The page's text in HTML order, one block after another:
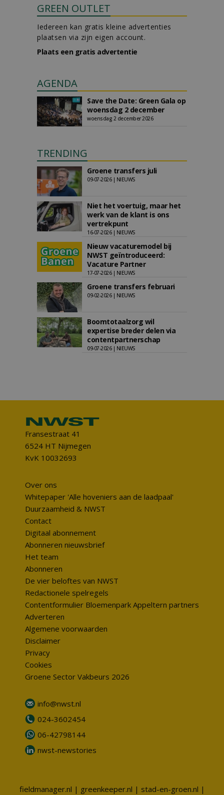
GREEN OUTLET
Iedereen kan gratis kleine advertenties
plaatsen via zijn eigen account.
Plaats een gratis advertentie
AGENDA
Save the Date: Green Gala op
woensdag 2 december
woensdag 2 december 2026
TRENDING
Groene transfers juli
09-07-2026 | NIEUWS
Niet het voertuig, maar het
werk van de klant is ons
vertrekpunt
16-07-2026 | NIEUWS
Nieuw vacaturemodel bij
NWST geïntroduceerd:
Vacature Partner
17-07-2026 | NIEUWS
Groene transfers februari
09-02-2026 | NIEUWS
Boomtotaalzorg wil
expertise breder delen via
contentpartnerschap
09-07-2026 | NIEUWS
Fransestraat 41
6524 HT Nijmegen
KvK 10032693
Over ons
Whitepaper 'Alle hoveniers aan de laadpaal'
Duurzaamheid & NWST
Contact
Digitaal abonnement
Abonneren nieuwsbrief
Het team
Abonneren
De vier beloftes van NWST
Redactionele spelregels
Contentformulier Bloemenpark Appeltern partners
Adverteren
Algemene voorwaarden
Disclaimer
Privacy
Cookies
Groene Sector Vakbeurs 2026
info@nwst.nl
024-3602454
06-42798144
nwst-newstories
fieldmanager.nl | greenkeeper.nl | stad-en-groen.nl |